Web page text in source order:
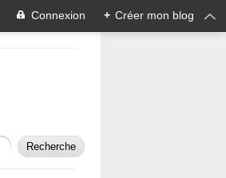
Connexion + Créer mon blog